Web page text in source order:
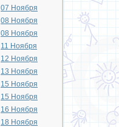
07 Ноября
08 Ноября
08 Ноября
11 Ноября
12 Ноября
13 Ноября
15 Ноября
15 Ноября
16 Ноября
18 Ноября